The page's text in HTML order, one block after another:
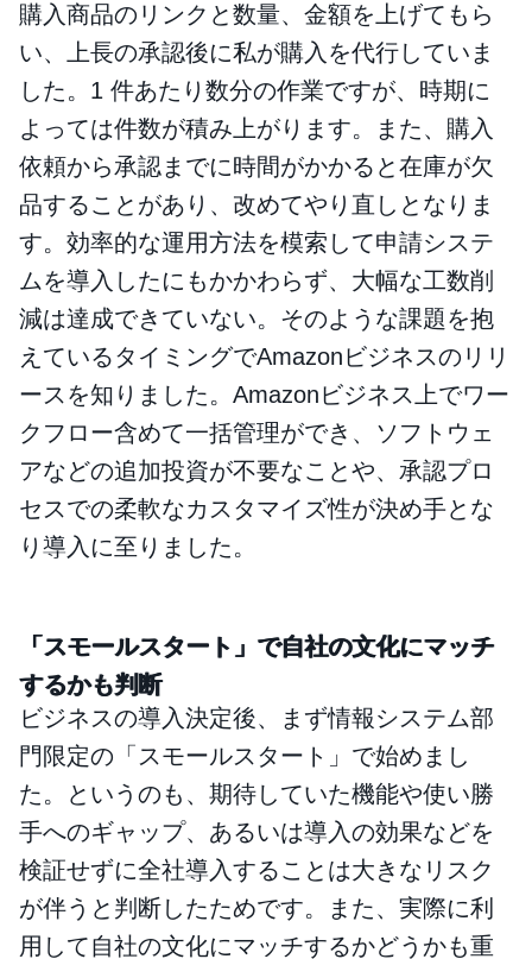
購入商品のリンクと数量、金額を上げてもら
い、上長の承認後に私が購入を代行していま
した。1 件あたり数分の作業ですが、時期に
よっては件数が積み上がります。また、購入
依頼から承認までに時間がかかると在庫が欠
品することがあり、改めてやり直しとなりま
す。効率的な運用方法を模索して申請システ
ムを導入したにもかかわらず、大幅な工数削
減は達成できていない。そのような課題を抱
えているタイミングでAmazonビジネスのリリ
ースを知りました。Amazonビジネス上でワー
クフロー含めて一括管理ができ、ソフトウェ
アなどの追加投資が不要なことや、承認プロ
セスでの柔軟なカスタマイズ性が決め手とな
り導入に至りました。
「スモールスタート」で自社の文化にマッチ
するかも判断
ビジネスの導入決定後、まず情報システム部
門限定の「スモールスタート」で始めまし
た。というのも、期待していた機能や使い勝
手へのギャップ、あるいは導入の効果などを
検証せずに全社導入することは大きなリスク
が伴うと判断したためです。また、実際に利
用して自社の文化にマッチするかどうかも重